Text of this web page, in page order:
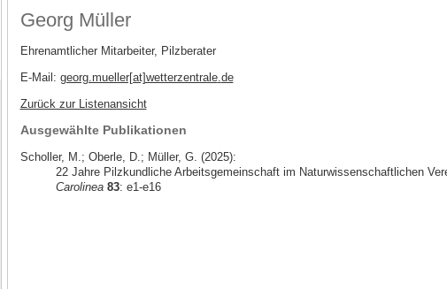
Georg Müller
Ehrenamtlicher Mitarbeiter, Pilzberater
E-Mail: georg.mueller[at]wetterzentrale.de
Zurück zur Listenansicht
Ausgewählte Publikationen
Scholler, M.; Oberle, D.; Müller, G. (2025):
22 Jahre Pilzkundliche Arbeitsgemeinschaft im Naturwissenschaftlichen
Carolinea 83: e1-e16